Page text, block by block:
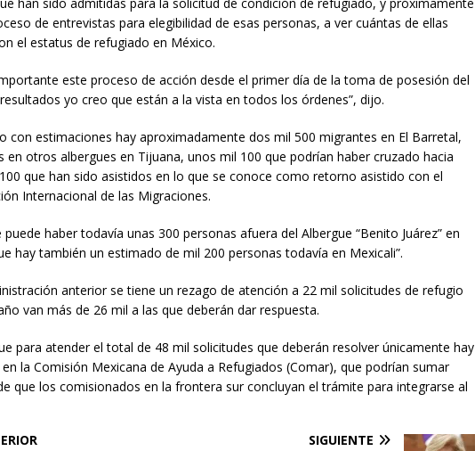
han sido admitidas para la solicitud de condición de refugiado, y próximamente
de entrevistas para elegibilidad de esas personas, a ver cuántas de ellas
el estatus de refugiado en México.
este proceso de acción desde el primer día de la toma de posesión del
yo creo que están a la vista en todos los órdenes”, dijo.
con estimaciones hay aproximadamente dos mil 500 migrantes en El Barretal,
en otros albergues en Tijuana, unos mil 100 que podrían haber cruzado hacia
que han sido asistidos en lo que se conoce como retorno asistido con el
Internacional de las Migraciones.
haber todavía unas 300 personas afuera del Albergue “Benito Juárez” en
hay también un estimado de mil 200 personas todavía en Mexicali”.
anterior se tiene un rezago de atención a 22 mil solicitudes de refugio
van más de 26 mil a las que deberán dar respuesta.
para atender el total de 48 mil solicitudes que deberán resolver únicamente hay
la Comisión Mexicana de Ayuda a Refugiados (Comar), que podrían sumar
que los comisionados en la frontera sur concluyan el trámite para integrarse al
SIGUIENTE